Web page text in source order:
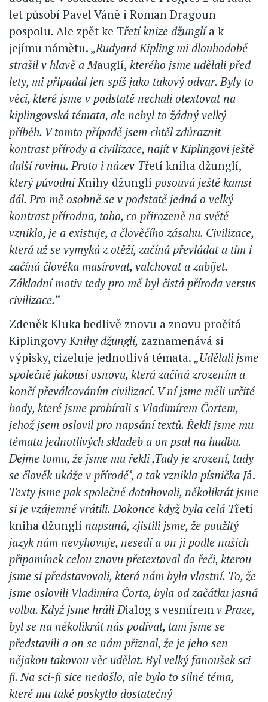
let působí Pavel Váně i Roman Dragoun
pospolu. Ale zpět ke Třetí knize džunglía k
jejímu námětu. „Rudyard Kipling mi dlouhodobě
strašil v hlavě a Mauglí, kterého jsme udělali před
lety, mi připadal jen spíš jako takový odvar. Byly to
věci, které jsme v podstatě nechali otextovat na
kiplingovská témata, ale nebyl to žádný velký
příběh. V tomto případě jsem chtěl zdůraznit
kontrast přírody a civilizace, najít v Kiplingovi ještě
další rovinu. Proto i název Třetí kniha džunglí,
který původní Knihy džunglí posouvá ještě kamsi
dál. Pro mě osobně se v podstatě jedná o velký
kontrast přírodna, toho, co přirozeně na světě
vzniklo, je a existuje, a člověčího zásahu. Civilizace,
která už se vymyká z otěží, začíná převládat a tím i
začíná člověka masírovat, valchovat a zabíjet.
Základní motiv tedy pro mě byl čistá příroda versus
civilizace.“
Zdeněk Kluka bedlivě znovu a znovu pročítá
Kiplingovy Knihy džunglí, zaznamenává si
výpisky, cizeluje jednotlivá témata. „Udělali jsme
společně jakousi osnovu, která začíná zrozením a
končí převálcováním civilizací. V ní jsme měli určité
body, které jsme probírali s Vladimírem Čortem,
jehož jsem oslovil pro napsání textů. Řekli jsme mu
témata jednotlivých skladeb a on psal na hudbu.
Dejme tomu, že jsme mu řekli ,Tady je zrození, tady
se člověk ukáže v přírodě‘, a tak vznikla písnička Já.
Texty jsme pak společně dotahovali, několikrát jsme
si je vzájemně vrátili. Dokonce když byla celá Třetí
kniha džunglí napsaná, zjistili jsme, že použitý
jazyk nám nevyhovuje, nesedí a on ji podle našich
připomínek celou znovu přetextoval do řeči, kterou
jsme si představovali, která nám byla vlastní. To, že
jsme oslovili Vladimíra Čorta, byla od začátku jasná
volba. Když jsme hráli Dialog s vesmírem v Praze,
byl se na několikrát nás podívat, tam jsme se
představili a on se nám přiznal, že je jeho sen
nějakou takovou věc udělat. Byl velký fanoušek sci-
fi. Na sci-fi sice nedošlo, ale bylo to silné téma,
které mu také poskytlo dostatečný